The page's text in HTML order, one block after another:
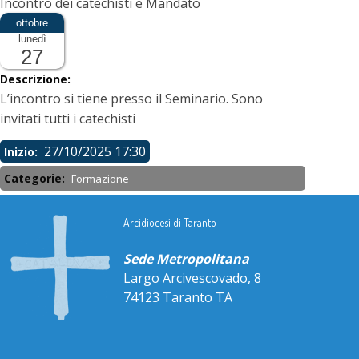
lunedì
27
Descrizione:
L’incontro si tiene presso il Seminario. Sono
invitati tutti i catechisti
Inizio: 27/10/2025 17:30
Categorie: Formazione
Arcidiocesi di Taranto
Sede Metropolitana
Largo Arcivescovado, 8
74123 Taranto TA